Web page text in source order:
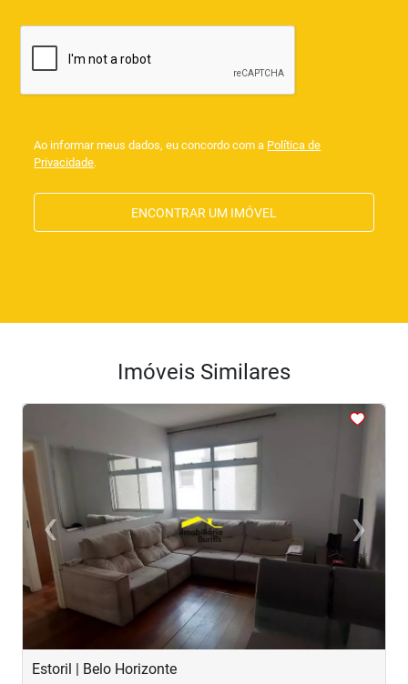
Ao informar meus dados, eu concordo com a Política de
Privacidade.
ENCONTRAR UM IMÓVEL
Imóveis Similares
‹Previous ›Next
Estoril | Belo Horizonte